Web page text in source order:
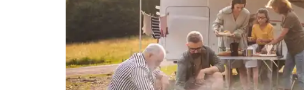
Location Campingcar